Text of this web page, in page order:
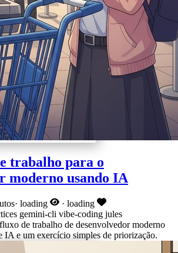
trabalho para o
moderno usando IA
· loading · loading
gemini-cli vibe-coding jules
de trabalho de desenvolvedor moderno
IA e um exercício simples de priorização.